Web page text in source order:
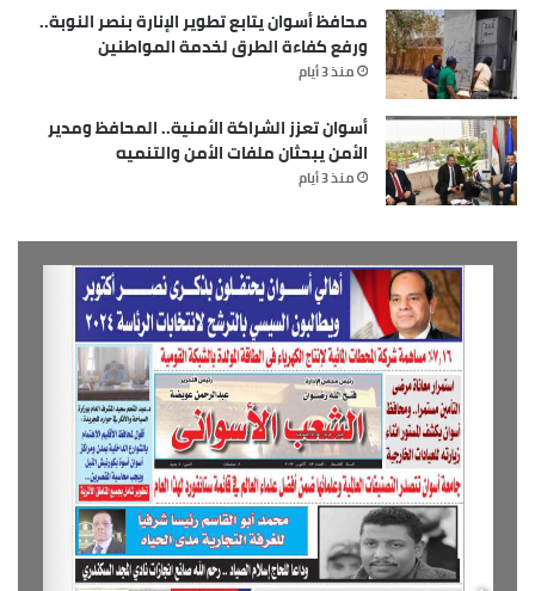
محافظ أسوان يتابع تطوير الإنارة بنصر النوبة..
ورفع كفاءة الطرق لخدمة المواطنين
منذ 3 أيام
أسوان تعزز الشراكة الأمنية.. المحافظ ومدير
الأمن يبحثان ملفات الأمن والتنميه
منذ 3 أيام